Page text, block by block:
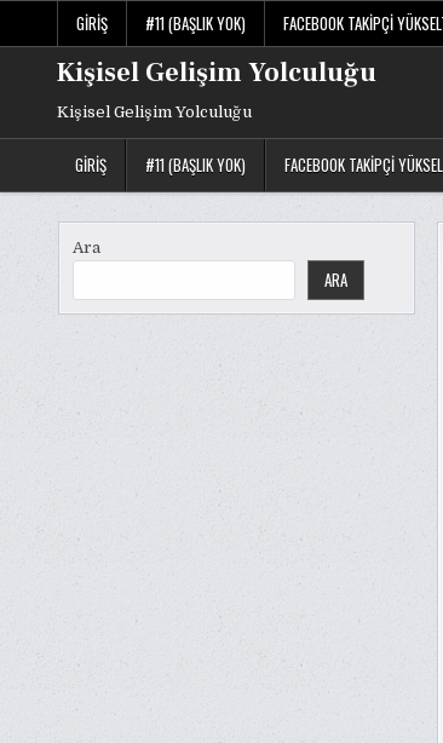
content
GIRIŞ #11 (BAŞLIK YOK) FACEBOOK TAKIPÇI
Kişisel Gelişim Yolculuğu
Kişisel Gelişim Yolculuğu
GIRIŞ #11 (BAŞLIK YOK) FACEBOOK TAKIPÇI
Ara
ARA